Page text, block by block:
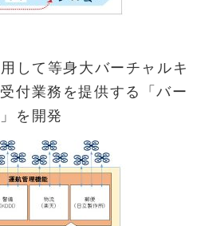
して等身大バーチャルキ
付業務を提供する「バー
を開発